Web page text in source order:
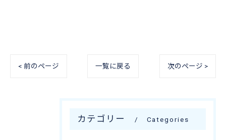
< 前のページ 一覧に戻る 次のページ >
カテゴリー Categories